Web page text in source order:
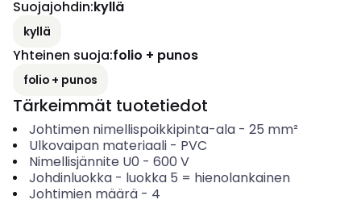
Suojajohdin:kyllä
kyllä
Yhteinen suoja:folio + punos
folio + punos
Tärkeimmät tuotetiedot
Johtimen nimellispoikkipinta-ala- 25 mm²
Ulkovaipan materiaali- PVC
Nimellisjännite U0 - 600 V
Johdinluokka- luokka 5 = hienolankainen
Johtimien määrä- 4